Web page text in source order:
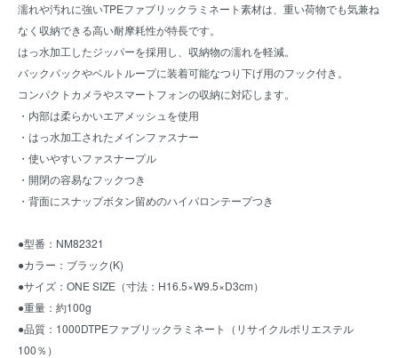
濡れや汚れに強いTPEファブリックラミネート素材は、重い荷物でも気兼ね
なく収納できる高い耐摩耗性が特長です。
はっ水加工したジッパーを採用し、収納物の濡れを軽減。
バックパックやベルトループに装着可能なつり下げ用のフック付き。
コンパクトカメラやスマートフォンの収納に対応します。
・内部は柔らかいエアメッシュを使用
・はっ水加工されたメインファスナー
・使いやすいファスナープル
・開閉の容易なフックつき
・背面にスナップボタン留めのハイパロンテープつき
●型番：NM82321
●カラー：ブラック(K)
●サイズ：ONE SIZE（寸法：H16.5×W9.5×D3cm）
●重量：約100g
●品質：1000DTPEファブリックラミネート（リサイクルポリエステル
100％）